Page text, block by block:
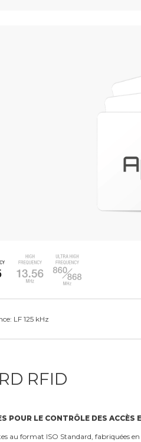
LF 125 kHz
RFID
POUR LE CONTRÔLE DES
au format ISO Standard, fabriquées